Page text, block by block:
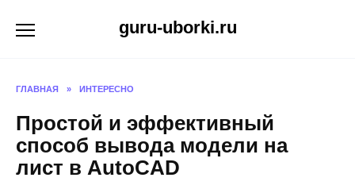
guru-uborki.ru
ГЛАВНАЯ » ИНТЕРЕСНО
Простой и эффективный
способ вывода модели на
лист в AutoCAD